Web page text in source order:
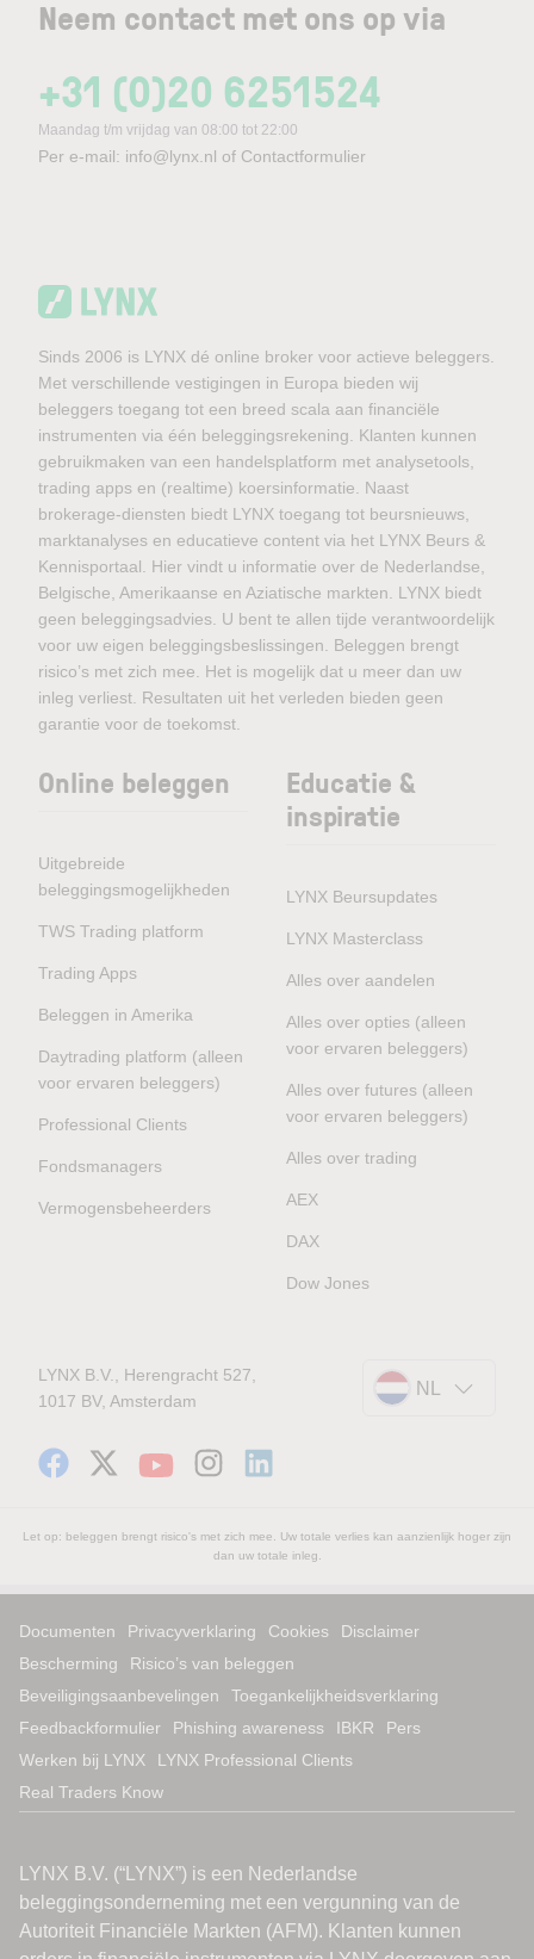
Neem contact met ons op via
+31 (0)20 6251524
Maandag t/m vrijdag van 08:00 tot 22:00
Per e-mail: info@lynx.nl of Contactformulier
Sinds 2006 is LYNX dé online broker voor actieve beleggers.
Met verschillende vestigingen in Europa bieden wij
beleggers toegang tot een breed scala aan financiële
instrumenten via één beleggingsrekening. Klanten kunnen
gebruikmaken van een handelsplatform met analysetools,
trading apps en (realtime) koersinformatie. Naast
brokerage-diensten biedt LYNX toegang tot beursnieuws,
marktanalyses en educatieve content via het LYNX Beurs &
Kennisportaal. Hier vindt u informatie over de Nederlandse,
Belgische, Amerikaanse en Aziatische markten. LYNX biedt
geen beleggingsadvies. U bent te allen tijde verantwoordelijk
voor uw eigen beleggingsbeslissingen. Beleggen brengt
risico’s met zich mee. Het is mogelijk dat u meer dan uw
inleg verliest. Resultaten uit het verleden bieden geen
garantie voor de toekomst.
Online beleggen
Uitgebreide
beleggingsmogelijkheden
TWS Trading platform
Trading Apps
Beleggen in Amerika
Daytrading platform (alleen
voor ervaren beleggers)
Professional Clients
Fondsmanagers
Vermogensbeheerders
Educatie &
inspiratie
LYNX Beursupdates
LYNX Masterclass
Alles over aandelen
Alles over opties (alleen
voor ervaren beleggers)
Alles over futures (alleen
voor ervaren beleggers)
Alles over trading
AEX
DAX
Dow Jones
LYNX B.V., Herengracht 527,
1017 BV, Amsterdam
NL
Let op: beleggen brengt risico's met zich mee. Uw totale verlies kan aanzienlijk hoger zijn
dan uw totale inleg.
Documenten Privacyverklaring Cookies
Disclaimer
Bescherming
Risico’s van beleggen
Beveiligingsaanbevelingen
Toegankelijkheidsverklaring
Feedbackformulier
Phishing awareness IBKR
Pers
Werken bij LYNX
LYNX Professional Clients
Real Traders Know